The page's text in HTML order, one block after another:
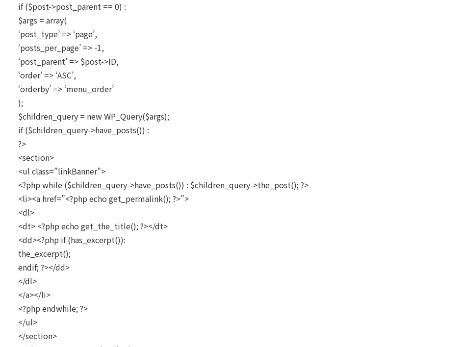
if ($post->post_parent == 0) :
$args = array(
‘post_type’ => ‘page’,
‘posts_per_page’ => -1,
‘post_parent’ => $post->ID,
‘order’ => ‘ASC’,
‘orderby’ => ‘menu_order’
);
$children_query = new WP_Query($args);
if ($children_query->have_posts()) :
?>
<section>
<ul class=”linkBanner”>
<?php while ($children_query->have_posts()) : $children_query->the_post(); ?>
<li><a href=”<?php echo get_permalink(); ?>”>
<dl>
<dt> <?php echo get_the_title(); ?></dt>
<dd><?php if (has_excerpt()):
the_excerpt();
endif; ?></dd>
</dl>
</a></li>
<?php endwhile; ?>
</ul>
</section>